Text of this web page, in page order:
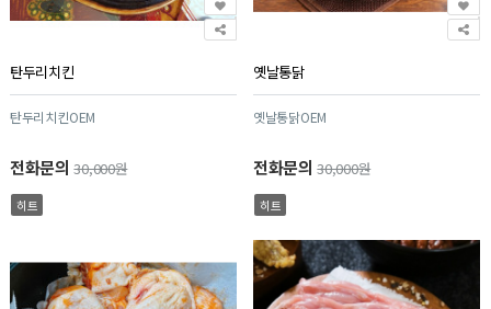
탄두리치킨
탄두리치킨OEM
전화문의30,000원
히트
옛날통닭
옛날통닭OEM
전화문의30,000원
히트